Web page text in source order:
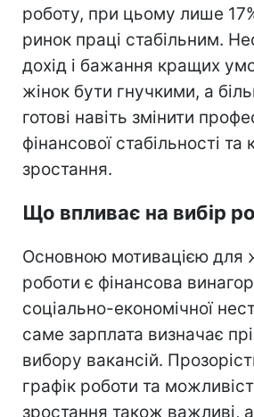
роботу, при цьому лише
ринок праці стабільним.
дохід і бажання кращих
жінок бути гнучкими, а
готові навіть змінити
фінансової стабільності та
зростання.
Що впливає на вибір
Основною мотивацією для
роботи є фінансова
соціально-економічної
саме зарплата визначає
вибору вакансій.
графік роботи та
зростання також важливі,